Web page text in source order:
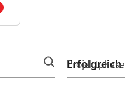
Projektphase